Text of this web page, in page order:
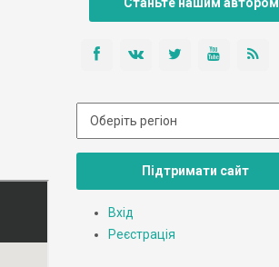
Підтримати сайт
Вхід
Реєстрація